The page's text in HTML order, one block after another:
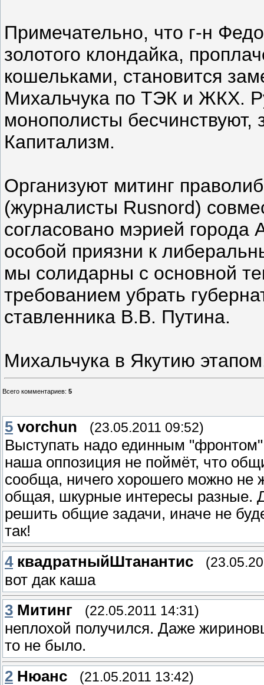
Примечательно, что г-н
золотого клондайка,
кошельками, становится
Михальчука по ТЭК и ЖКХ.
монополисты бесчинствуют,
Капитализм.
Организуют митинг
(журналисты Rusnord)
согласовано мэрией города
особой приязни к
мы солидарны с основной
требованием убрать
ставленника В.В. Путина.
Михальчука в Якутию
Всего комментариев: 5
5 vorchun (23.05.2011 09:52)
Выступать надо единным
наша оппозиция не поймёт, что
сообща, ничего хорошего можно не
общая, шкурные интересы разные.
решить общие задачи, иначе не
так!
4 квадратныйШтанантис
вот дак каша
3 Митинг (22.05.2011 14:31)
неплохой получился. Даже
то не было.
2 Нюанс (21.05.2011 13:42)